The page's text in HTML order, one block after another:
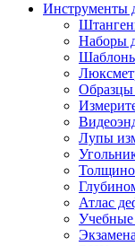
Инструменты
Наборы
Образцы
Лупы
Атлас
Учебные